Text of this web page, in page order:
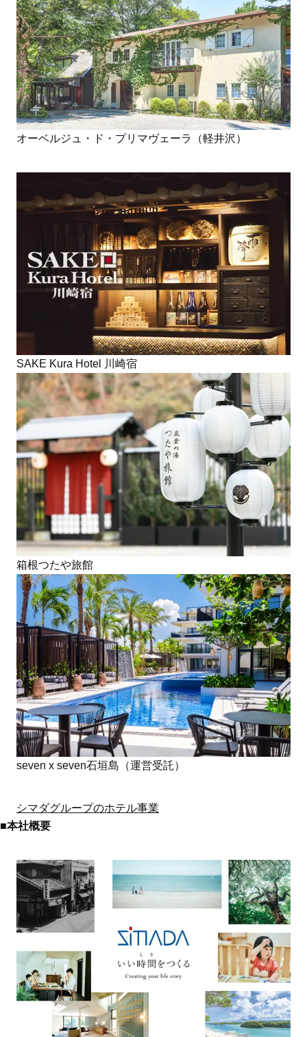
オーベルジュ・ド・プリマヴェーラ（軽井沢）
SAKE Kura Hotel 川崎宿
箱根つたや旅館
seven x seven石垣島（運営受託）
シマダグループのホテル事業
■本社概要